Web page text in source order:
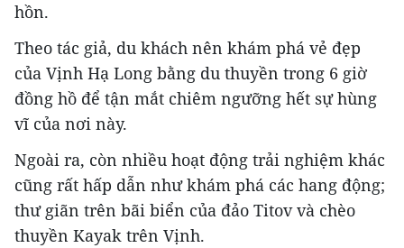
hồn.
Theo tác giả, du khách nên khám phá vẻ đẹp
của Vịnh Hạ Long bằng du thuyền trong 6 giờ
đồng hồ để tận mắt chiêm ngưỡng hết sự hùng
vĩ của nơi này.
Ngoài ra, còn nhiều hoạt động trải nghiệm khác
cũng rất hấp dẫn như khám phá các hang động;
thư giãn trên bãi biển của đảo Titov và chèo
thuyền Kayak trên Vịnh.